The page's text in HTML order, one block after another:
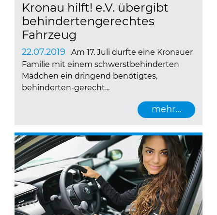
Kronau hilft! e.V. übergibt
behindertengerechtes
Fahrzeug
22.07.2019
Am 17. Juli durfte eine Kronauer
Familie mit einem schwerstbehinderten
Mädchen ein dringend benötigtes,
behinderten-gerecht...
mehr...